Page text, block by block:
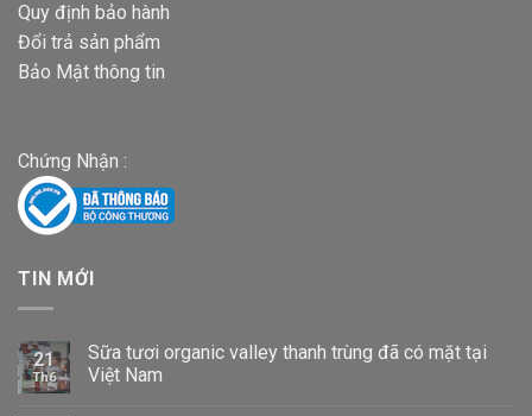
Quy định bảo hành
Đổi trả sản phẩm
Bảo Mật thông tin
Chứng Nhận :
TIN MỚI
21
Th6
Sữa tươi organic valley thanh trùng đã có mặt tại
Việt Nam